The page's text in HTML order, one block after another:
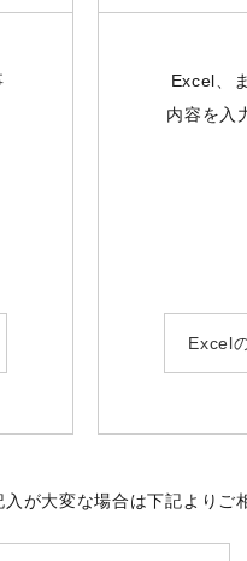
Excel、
内容を入
Excel
が大変な場合は下記よりご